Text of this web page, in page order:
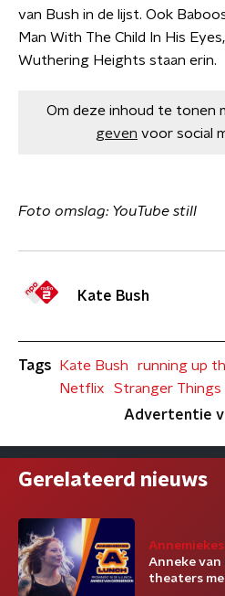
van Bush in de lijst. Ook
Man With The Child In His
Wuthering Heights staan erin.
Om deze inhoud te tonen
geven voor social
Foto omslag: YouTube still
Kate Bush
Tags Kate Bush
running up
Netflix
Stranger Things
Advertentie
Gerelateerd nieuws
Anneke
theaters